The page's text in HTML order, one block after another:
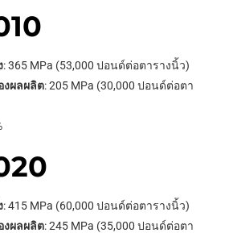
: 365 MPa (53,000 ปอนด์ต่อตารางนิ้ว)
งผลผลิต: 205 MPa (30,000 ปอนด์ต่อตา
: 415 MPa (60,000 ปอนด์ต่อตารางนิ้ว)
งผลผลิต: 245 MPa (35,000 ปอนด์ต่อตา